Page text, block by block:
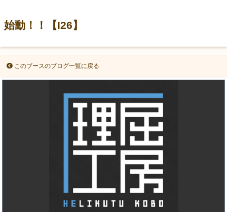
始動！！【I26】
このブースのブログ一覧に戻る